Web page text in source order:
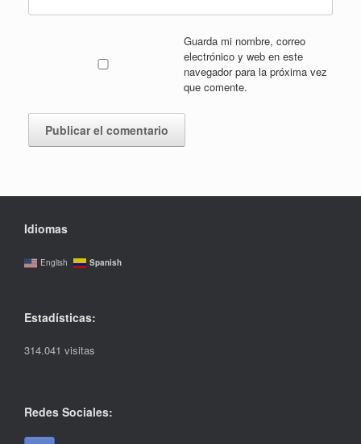
Guarda mi nombre, correo
electrónico y web en este
navegador para la próxima vez
que comente.
Idiomas
English Spanish
Estadísticas:
314.041 visitas
Redes Sociales: